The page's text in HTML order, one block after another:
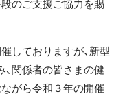
のご支援ご協力を賜
しておりますが、新型
関係者の皆さまの健
がら令和３年の開催